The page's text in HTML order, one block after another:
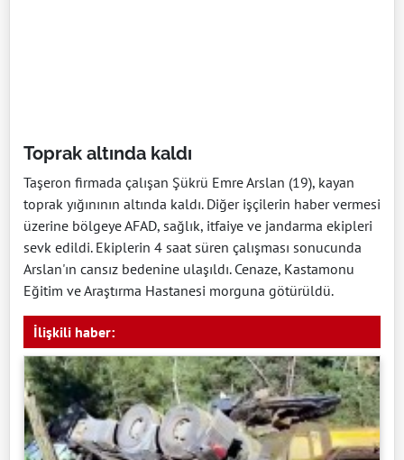
Toprak altında kaldı
Taşeron firmada çalışan Şükrü Emre Arslan (19), kayan
toprak yığınının altında kaldı. Diğer işçilerin haber vermesi
üzerine bölgeye AFAD, sağlık, itfaiye ve jandarma ekipleri
sevk edildi. Ekiplerin 4 saat süren çalışması sonucunda
Arslan'ın cansız bedenine ulaşıldı. Cenaze, Kastamonu
Eğitim ve Araştırma Hastanesi morguna götürüldü.
İlişkili haber: